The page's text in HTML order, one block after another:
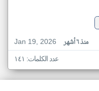
Jan 19, 2026
منذ ٦ أشهر
عدد الكلمات: ١٤١